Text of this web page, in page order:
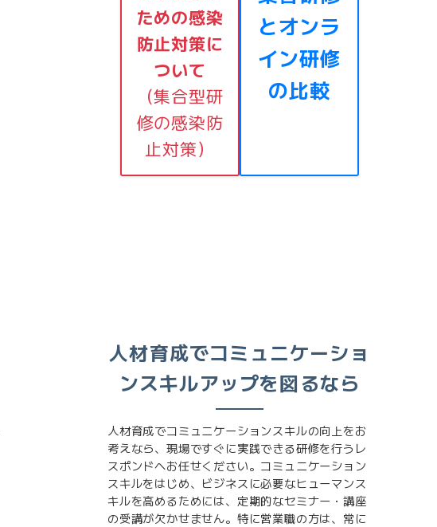
ための感染
防止対策に
ついて
（集合型研
修の感染防
止対策）
とオンラ
イン研修
の比較
人材育成でコミュニケーショ
ンスキルアップを図るなら
人材育成でコミュニケーションスキルの向上をお
考えなら、現場ですぐに実践できる研修を行うレ
スポンドへお任せください。コミュニケーション
スキルをはじめ、ビジネスに必要なヒューマンス
キルを高めるためには、定期的なセミナー・講座
の受講が欠かせません。特に営業職の方は、常に